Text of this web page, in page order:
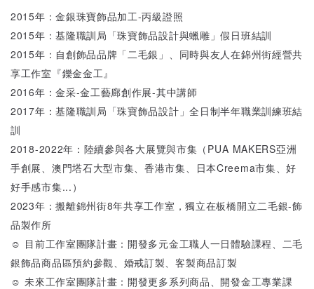
2015年：金銀珠寶飾品加工-丙級證照
2015年：基隆職訓局「珠寶飾品設計與蠟雕」假日班結訓
2015年：自創飾品品牌「二毛銀」、同時與友人在錦州街經營共
享工作室『鑠金金工』
2016年：金采-金工藝廊創作展-其中講師
2017年：基隆職訓局「珠寶飾品設計」全日制半年職業訓練班結
訓
2018-2022年：陸續參與各大展覽與市集（PUA MAKERS亞洲
手創展、澳門塔石大型市集、香港市集、日本Creema市集、好
好手感市集...）
2023年：搬離錦州街8年共享工作室，獨立在板橋開立二毛銀-飾
品製作所
☺ 目前工作室團隊計畫：開發多元金工職人一日體驗課程、二毛
銀飾品商品區預約參觀、婚戒訂製、客製商品訂製
☺ 未來工作室團隊計畫：開發更多系列商品、開發金工專業課